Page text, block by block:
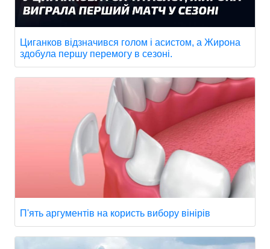
Циганков відзначився голом і асистом, а Жирона
здобула першу перемогу в сезоні.
П'ять аргументів на користь вибору вінірів